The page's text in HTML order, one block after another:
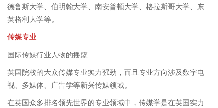
德鲁斯大学、伯明翰大学、南安普顿大学、格拉斯哥大学、东
英格利大学等。
传媒专业
国际传媒行业人物的摇篮
英国院校的大众传媒专业实力强劲，而且专业方向涉及数字电
视、多媒体、广告学等新兴传媒领域。
在英国众多排名领先世界的专业领域中，传媒学是在英国实力